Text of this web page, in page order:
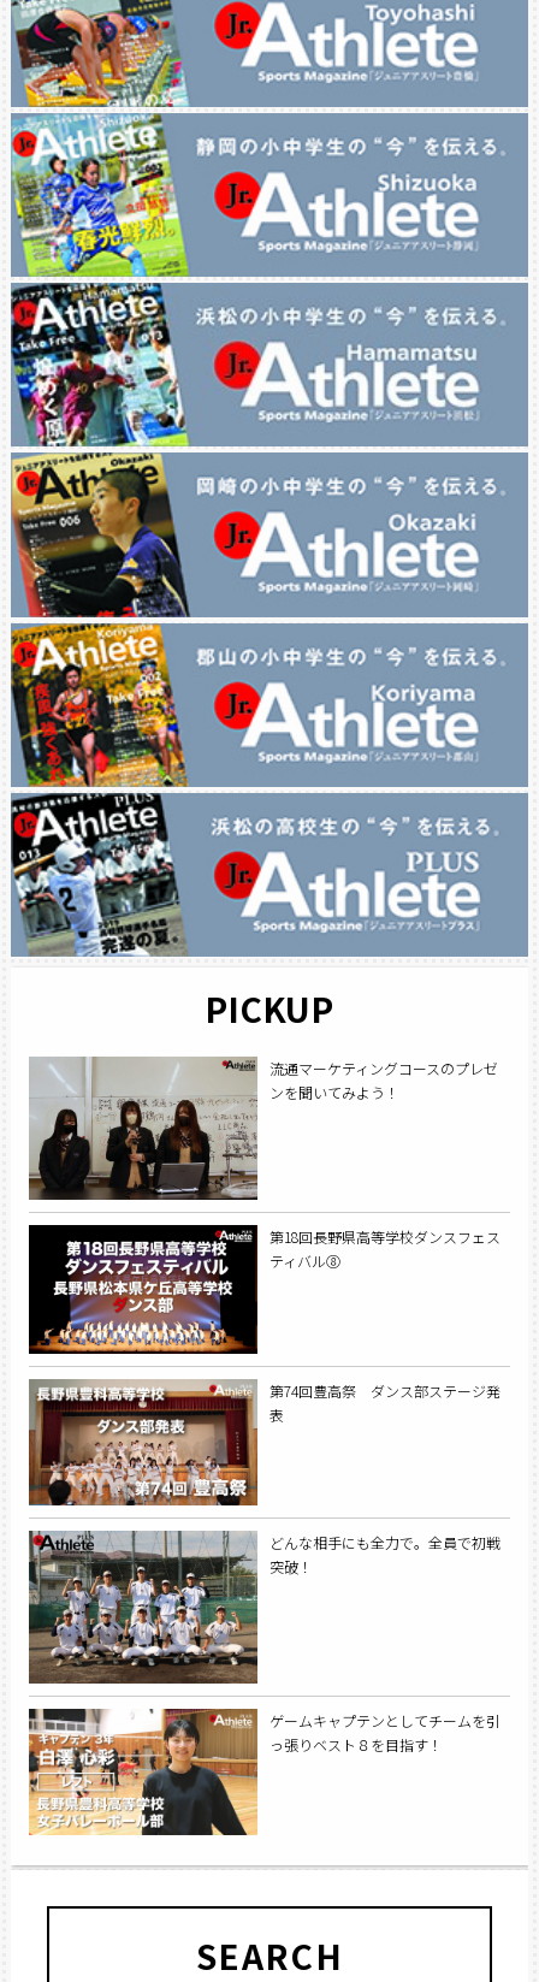
PICKUP
流通マーケティングコースのプレゼ
ンを聞いてみよう！
第18回長野県高等学校ダンスフェス
ティバル⑧
第74回豊高祭 ダンス部ステージ発
表
どんな相手にも全力で。全員で初戦
突破！
ゲームキャプテンとしてチームを引
っ張りベスト８を目指す！
SEARCH